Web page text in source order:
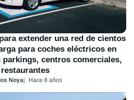
extender una red de cientos
para coches eléctricos en
parkings, centros comerciales,
restaurantes
Noya Hace 8 años